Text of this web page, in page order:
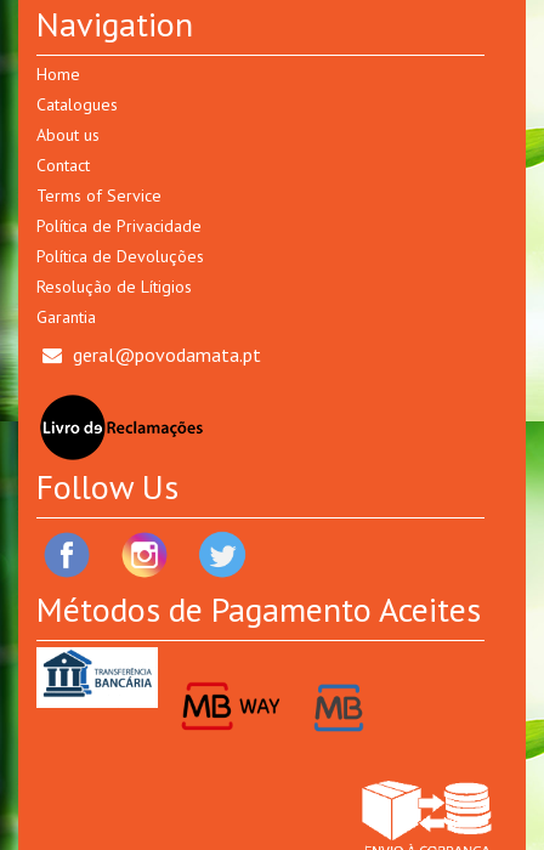
Navigation
Home
Catalogues
About us
Contact
Terms of Service
Política de Privacidade
Política de Devoluções
Resolução de Lítigios
Garantia
geral@povodamata.pt
Follow Us
Métodos de Pagamento Aceites